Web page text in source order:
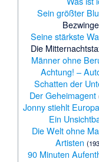
Sein größter
Seine stärkste
Die
Männer ohne
Achtung! –
Schatten der
Der Geheimagent
Jonny stiehlt Europa
Ein
Die Welt ohne
Artisten
90 Minuten